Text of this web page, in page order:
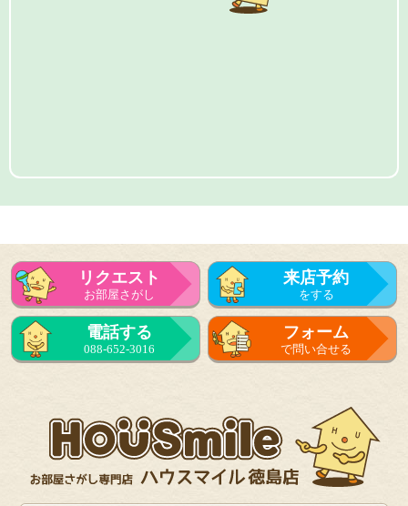
リクエスト
お部屋さがし
来店予約
をする
電話する
088-652-3016
フォーム
で問い合せる